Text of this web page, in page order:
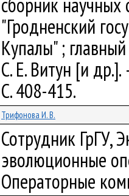
"Гродненский
Купалы" ;
С. Е. Витун [и
С. 408-415.
Трифонова И. В.
Сотрудник ГрГУ,
эволюционные
Операторные